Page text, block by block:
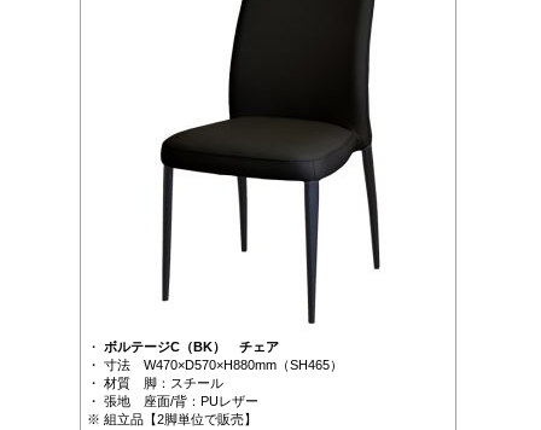
・ ボルテージC（BK） チェア
・ 寸法 W470×D570×H880mm（SH465）
・ 材質 脚：スチール
・ 張地 座面/背：PUレザー
※ 組立品【2脚単位で販売】